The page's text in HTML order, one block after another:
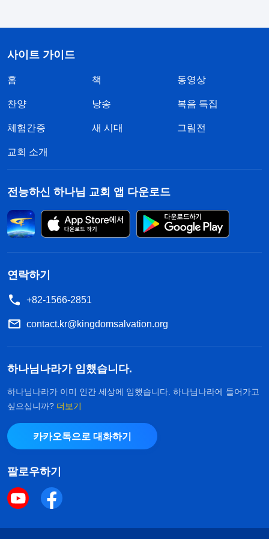
기지 않고 이기는 증거를 해 낸 형제자매들을 보면
자신이 더욱 후회스러웠습니다. 똑같이 하나님을 믿
고 하나님 말씀을 먹고 마시건만, 저는 죽는 것이 두
려워 구차하게 목숨을 구걸하며 자매들을 팔아넘겨
자신을 보전하려 했습니다. 저는 정말 사람이라고 불
더욱 없었습니다. 형제자매들의 간증과 비교해 보니
로 저를 심판하시는 것이 아니겠습니까? 애초에 붙
잡혀 구차하게 목숨을 구걸하며 자매들을 팔아먹었
던 장면이 머릿속에 계속 떠올라 이루 말할 수 없이
괴로웠습니다.
고 있었습니다. 제가 기계적으로 본분을 이행하는 바
람에 사역이 더디게 진행되자, 리더는 제가 실질적인
사역을 하지 않았는지 반성하지 않고, 오히려 소극적
으로 생각하고 하나님에 대한 오해가 더욱 깊어졌습
고, 교회에서 제게 이렇게 중요한 본분을 맡겨 주었
아무래도 도저히 이 고비를 넘길 수 없었습니다. 고
통스럽고 막막한 가운데 저는 거듭 하나님께 기도하
사이트 가이드
홈 책 동영상
찬양 낭송 복음 특집
체험간증 새 시대 그림전
교회 소개
전능하신 하나님 교회 앱 다운로드
연락하기
+82-1566-2851
contact.kr@kingdomsalvation.org
하나님나라가 임했습니다.
하나님나라가 이미 인간 세상에 임했습니다. 하나님나라에 들어가고
싶으십니까? 더보기
카카오톡으로 대화하기
팔로우하기